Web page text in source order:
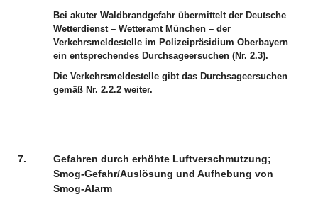
Bei akuter Waldbrandgefahr übermittelt der Deutsche
Wetterdienst – Wetteramt München – der
Verkehrsmeldestelle im Polizeipräsidium Oberbayern
ein entsprechendes Durchsageersuchen (Nr. 2.3).
Die Verkehrsmeldestelle gibt das Durchsageersuchen
gemäß Nr. 2.2.2 weiter.
7.
Gefahren durch erhöhte Luftverschmutzung;
Smog-Gefahr/Auslösung und Aufhebung von
Smog-Alarm